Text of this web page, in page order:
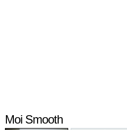
Moi Smooth